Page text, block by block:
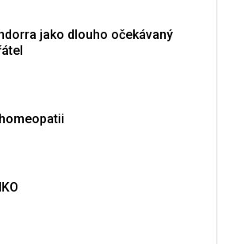
jako dlouho očekávaný